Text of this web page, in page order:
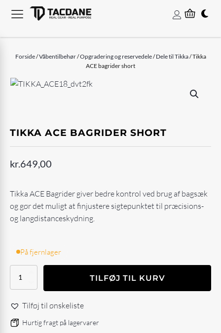
Forside/Våbentilbehør/Opgradering og reservedele/Dele til Tikka/ Tikka
ACE bagrider short
TIKKA ACE BAGRIDER SHORT
kr.649,00
Tikka ACE Bagrider giver bedre kontrol ved brug af bagsæk
og gør det muligt at finjustere sigtepunktet til præcisions-
og langdistanceskydning.
På fjernlager
Tikka
bagrider
short
antal
TILFØJ TIL KURV
Tilføj til ønskeliste
Hurtig fragt på lagervarer